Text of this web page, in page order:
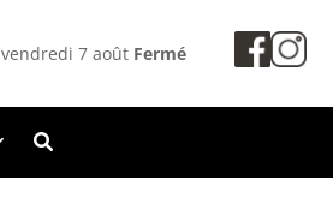
vendredi 7 août Fermé